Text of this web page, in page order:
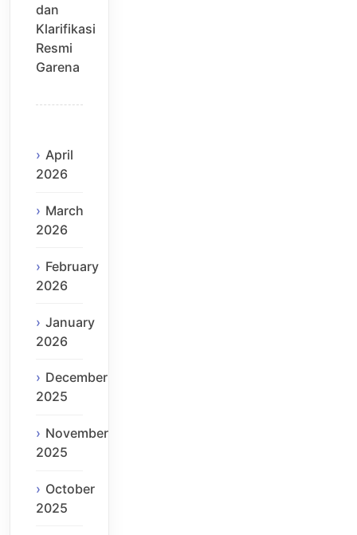
dan
Klarifikasi
Resmi
Garena
April
2026
March
2026
February
2026
January
2026
December
2025
November
2025
October
2025